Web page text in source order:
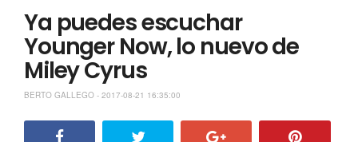
Ya puedes escuchar
Younger Now, lo nuevo de
Miley Cyrus
BERTO GALLEGO - 2017-08-21 16:35:00